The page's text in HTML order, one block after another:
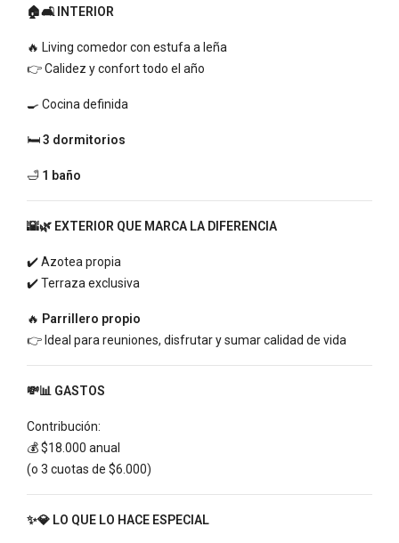
🏠🛋️ INTERIOR
🔥 Living comedor con estufa a leña
👉 Calidez y confort todo el año
🍳 Cocina definida
🛏️3 dormitorios
🛁 1 baño
🌇🌿 EXTERIOR QUE MARCA LA DIFERENCIA
✔️ Azotea propia
✔️ Terraza exclusiva
🔥 Parrillero propio
👉 Ideal para reuniones, disfrutar y sumar calidad de vida
💸📊 GASTOS
Contribución:
💰 $18.000 anual
(o 3 cuotas de $6.000)
✨💎 LO QUE LO HACE ESPECIAL